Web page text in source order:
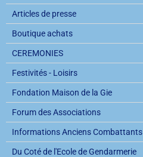
Articles de presse
Boutique achats
CEREMONIES
Festivités - Loisirs
Fondation Maison de la Gie
Forum des Associations
Informations Anciens Combattants
Du Coté de l'Ecole de Gendarmerie